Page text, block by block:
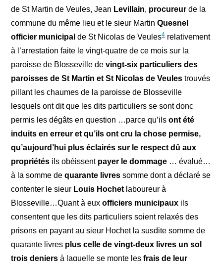
de St Martin de Veules, Jean Levillain, procureur de la
commune du même lieu et le sieur MartinQuesnel
officier municipal de St Nicolas de Veules4relativement
à l’arrestation faite le vingt-quatre de ce mois sur la
paroisse de Blosseville devingt-six particuliers des
paroisses de St Martin et St Nicolas de Veules trouvés
pillant les chaumes de la paroisse de Blosseville
lesquels ont dit que les dits particuliers se sont donc
permis les dégâts en question …parce qu’ilsont été
induits en erreur et qu’ils ont cru la chose permise,
qu’aujourd’hui plus éclairés sur le respect dû aux
propriétés ils obéissent payer le dommage … évalué…
à la somme dequarante livres somme dont a déclaré se
contenter le sieur Louis Hochet laboureur à
Blosseville…Quant à euxofficiers municipaux ils
consentent que les dits particuliers soient relaxés des
prisons en payant au sieur Hochet la susdite somme de
quarante livres plus celle de vingt-deux livres un sol
trois deniers à laquelle se monte lesfrais de leur